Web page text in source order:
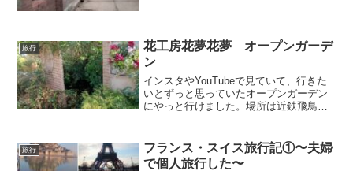
ぶこともできます。特に第...
旅行
花工房花夢花夢 オープンガーデ
ン
インスタやYouTubeで見ていて、行きた
いとずっと思っていたオープンガーデン
にやっと行けました。場所は近鉄飛鳥駅
左の道を行き、線路を渡ると、案内板が
あります。駐車場は...
旅行
フランス・スイス旅行記①〜夫婦
で個人旅行した〜